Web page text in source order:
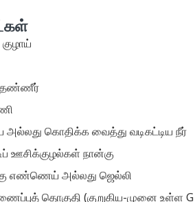
தண்ணீர்
அல்லது கொதிக்க வைத்து வடிகட்டிய நீர்
ஊசிக்குழல்கள் நான்கு
எண்ணெய் அல்லது ஜெல்லி
தொகுதி (குறுகிய-முனை உள்ள G